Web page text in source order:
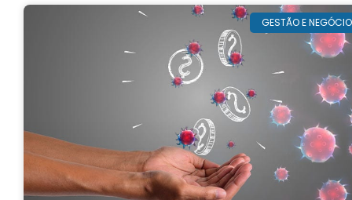
GESTÃO E